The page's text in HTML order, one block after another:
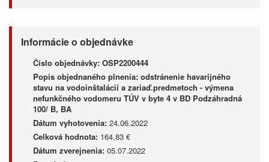
Informácie o objednávke
Číslo objednávky: OSP2200444
Popis objednaného plnenia: odstránenie havarijného
stavu na vodoinštalácií a zariaď.predmetoch - výmena
nefunkčného vodomeru TÚV v byte 4 v BD Podzáhradná
100/ B, BA
Dátum vyhotovenia: 24.06.2022
Celková hodnota: 164,83 €
Dátum zverejnenia: 05.07.2022